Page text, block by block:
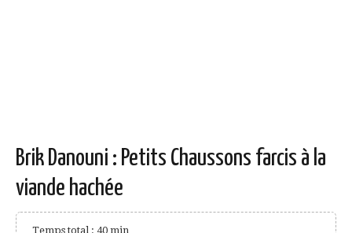
Brik Danouni : Petits Chaussons farcis à la
viande hachée
Temps total : 40 min